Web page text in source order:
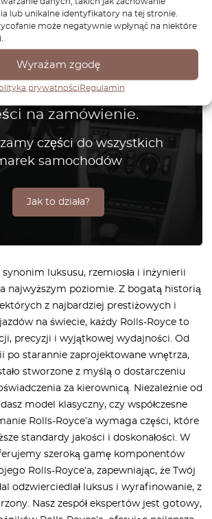
lub unikalne identyfikatory na tej stronie.
może negatywnie wpłynąć na niektóre
Wyrażam zgodę
prywatności Regulamin
znaleźć części do
samochodu? Sprawdź
na zamówienie.
części do wszystkich
samochodów
Jak to działa?
synonim luksusu, rzemiosła i inżynierii
najwyższym poziomie. Z bogatą historią
z najbardziej prestiżowych i
na świecie, każdy Rolls-Royce to
precyzji i wyjątkowej wydajności. Od
po starannie zaprojektowane wnętrza,
stworzone z myślą o dostarczeniu
za kierownicą. Niezależnie od
model klasyczny, czy współczesne
Rolls-Royce’a wymaga części, które
standardy jakości i doskonałości. W
szeroką gamę komponentów
Rolls-Royce’a, zapewniając, że Twój
odzwierciedlał luksus i wyrafinowanie, z
Nasz zespół ekspertów jest gotowy,